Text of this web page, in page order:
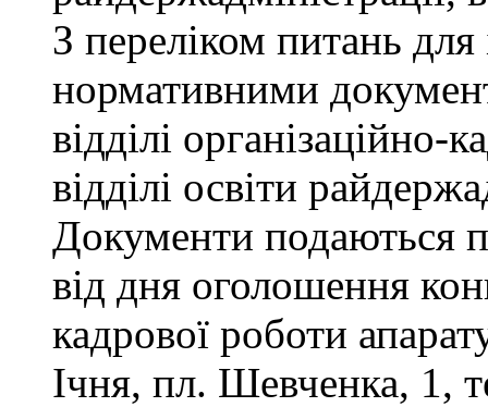
З переліком питань
нормативними
відділі організаційно-
відділі освіти
Документи подаються
від дня оголошення
кадрової роботи
Ічня, пл. Шевченка, 1,